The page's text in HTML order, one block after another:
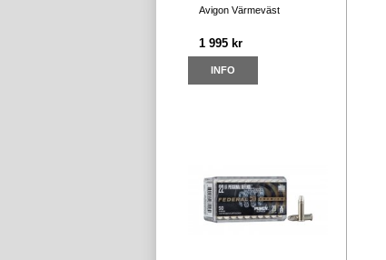
Avigon Värmeväst
1 995 kr
INFO